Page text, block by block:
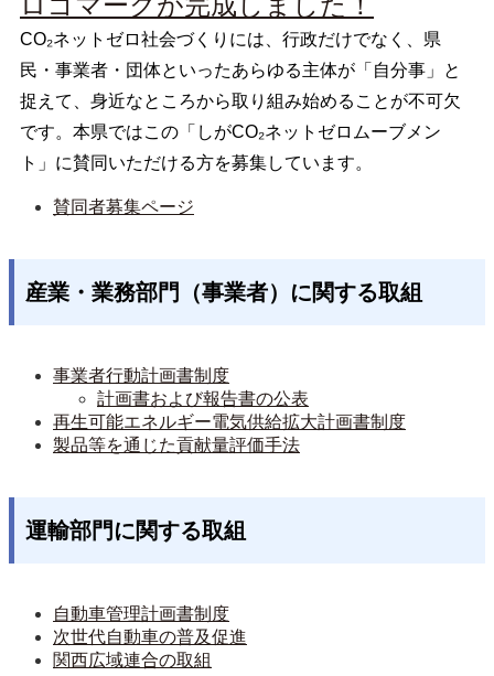
CO₂ネットゼロ社会づくりには、行政だけでなく、県
民・事業者・団体といったあらゆる主体が「自分事」と
捉えて、身近なところから取り組み始めることが不可欠
です。本県ではこの「しがCO₂ネットゼロムーブメン
ト」に賛同いただける方を募集しています。
賛同者募集ページ
産業・業務部門（事業者）に関する取組
事業者行動計画書制度
計画書および報告書の公表
再生可能エネルギー電気供給拡大計画書制度
製品等を通じた貢献量評価手法
運輸部門に関する取組
自動車管理計画書制度
次世代自動車の普及促進
関西広域連合の取組